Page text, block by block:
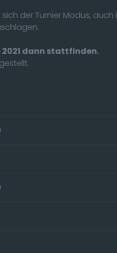
der Turnier Modus, auch
2021 dann stattfinden.